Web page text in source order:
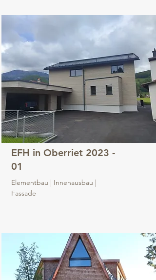
EFH in Oberriet 2023 -
01
Elementbau | Innenausbau |
Fassade